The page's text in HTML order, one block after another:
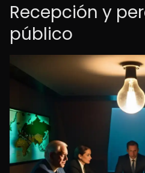
Recepción y
público